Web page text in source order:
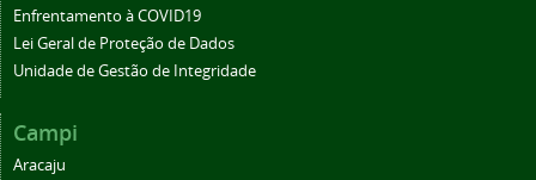
Enfrentamento à COVID19
Lei Geral de Proteção de Dados
Unidade de Gestão de Integridade
Campi
Aracaju